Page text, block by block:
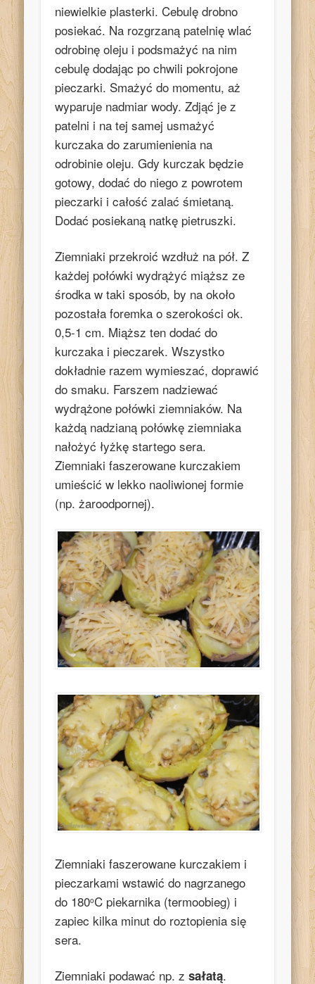
niewielkie plasterki. Cebulę drobno
posiekać. Na rozgrzaną patelnię wlać
odrobinę oleju i podsmażyć na nim
cebulę dodając po chwili pokrojone
pieczarki. Smażyć do momentu, aż
wyparuje nadmiar wody. Zdjąć je z
patelni i na tej samej usmażyć
kurczaka do zarumienienia na
odrobinie oleju. Gdy kurczak będzie
gotowy, dodać do niego z powrotem
pieczarki i całość zalać śmietaną.
Dodać posiekaną natkę pietruszki.
Ziemniaki przekroić wzdłuż na pół. Z
każdej połówki wydrążyć miąższ ze
środka w taki sposób, by na około
pozostała foremka o szerokości ok.
0,5-1 cm. Miąższ ten dodać do
kurczaka i pieczarek. Wszystko
dokładnie razem wymieszać, doprawić
do smaku. Farszem nadziewać
wydrążone połówki ziemniaków. Na
każdą nadzianą połówkę ziemniaka
nałożyć łyżkę startego sera.
Ziemniaki faszerowane kurczakiem
umieścić w lekko naoliwionej formie
(np. żaroodpornej).
Ziemniaki faszerowane kurczakiem i
pieczarkami wstawić do nagrzanego
do 180oC piekarnika (termoobieg) i
zapiec kilka minut do roztopienia się
sera.
Ziemniaki podawać np. zsałatą.